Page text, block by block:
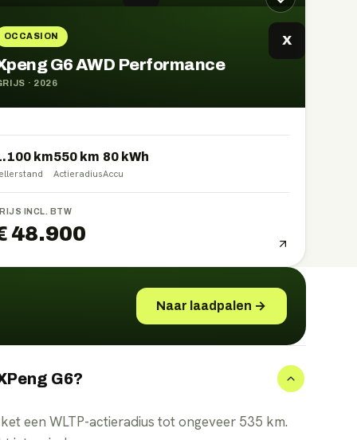
OCCASION X
G6 AWD Performance
· 2026
km550km
Actieradius
80kWh
Accu
INCL. BTW
48.900
Naar laadpalen →
G6?
een WLTP-actieradius tot ongeveer 535 km.